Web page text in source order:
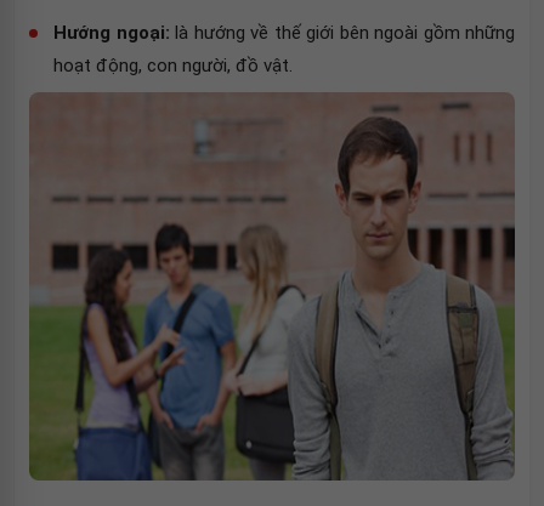
Hướng ngoại: là hướng về thế giới bên ngoài gồm những
hoạt động, con người, đồ vật.